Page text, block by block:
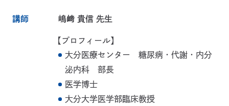
講師 嶋﨑 貴信 先生
【プロフィール】
大分医療センター 糖尿病・代謝・内分
泌内科 部長
医学博士
大分大学医学部臨床教授